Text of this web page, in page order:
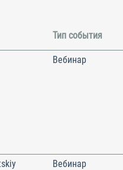
Тип события
Вебинар
Вебинар